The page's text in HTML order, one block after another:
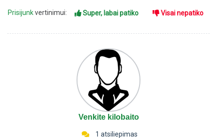
Prisijunkvertinimui: Super, labai patiko Visai nepatiko
Venkite kilobaito
1 atsiliepimas